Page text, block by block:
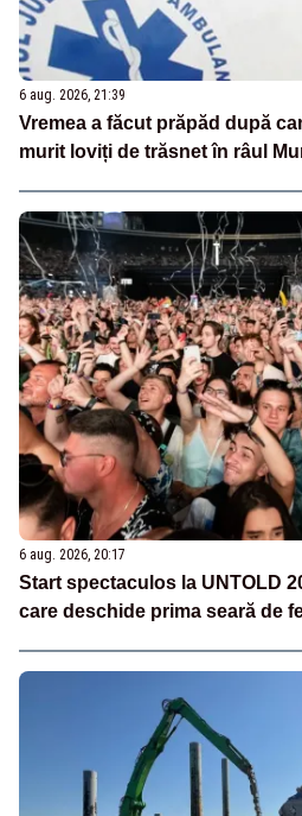
6 aug. 2026, 21:39
Vremea a făcut prăpăd după
murit loviți de trăsnet în râul
6 aug. 2026, 20:17
Start spectaculos la UNTOLD
care deschide prima seară de